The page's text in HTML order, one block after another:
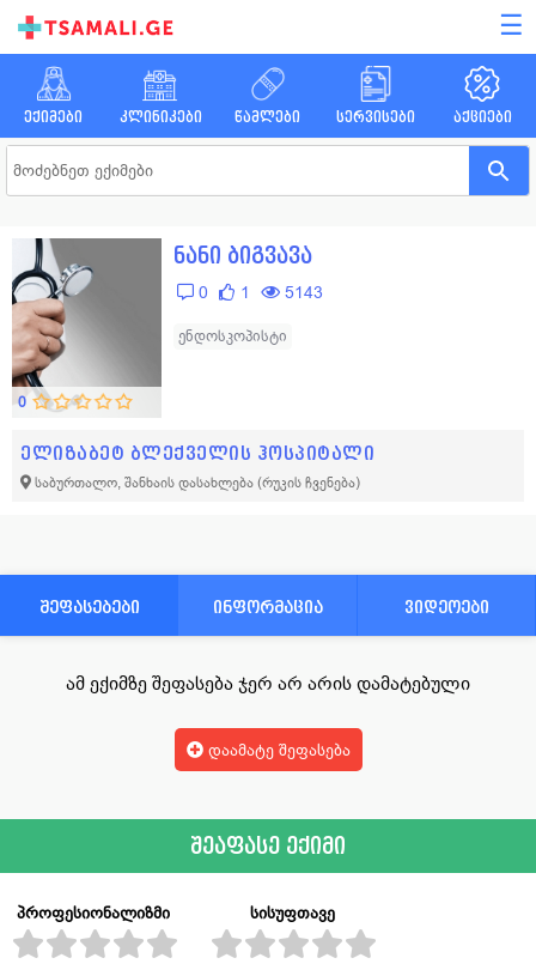
☰
ექიმები კლინიკები წამლები სერვისები აქციები
0
ნანი ბიგვავა
0 1 5143
ენდოსკოპისტი
ელიზაბეტ ბლექველის ჰოსპიტალი
საბურთალო, შანხაის დასახლება (რუკის ჩვენება)
შეფასებები ინფორმაცია ვიდეოები
ამ ექიმზე შეფასება ჯერ არ არის დამატებული
დაამატე შეფასება
შეაფასე ექიმი
პროფესიონალიზმი სისუფთავე